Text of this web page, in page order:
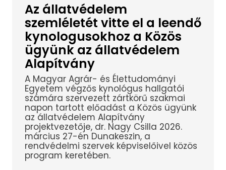
Az állatvédelem
szemléletét vitte el a leendő
kynologusokhoz a Közös
ügyünk az állatvédelem
Alapítvány
A Magyar Agrár- és Élettudományi
Egyetem végzős kynológus hallgatói
számára szervezett zártkörű szakmai
napon tartott előadást a Közös ügyünk
az állatvédelem Alapítvány
projektvezetője, dr. Nagy Csilla 2026.
március 27-én Dunakeszin, a
rendvédelmi szervek képviselőivel közös
program keretében.